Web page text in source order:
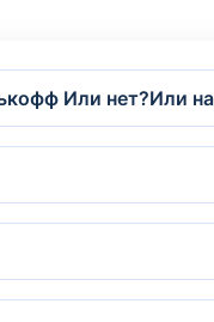
Или нет?Или